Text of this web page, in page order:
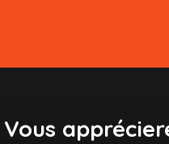
Vous